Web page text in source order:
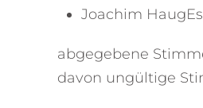
Joachim
abgegebene
davon ungültige